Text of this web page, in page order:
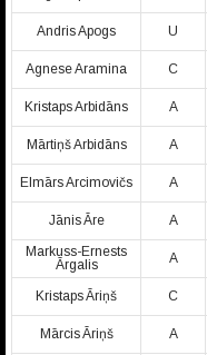
Andris Apogs U
Agnese Aramina C
Kristaps Arbidāns A
Mārtiņš Arbidāns A
Elmārs Arcimovičs A
Jānis Āre A
Markuss-Ernests
Ārgalis
A
Kristaps Āriņš C
Mārcis Āriņš A